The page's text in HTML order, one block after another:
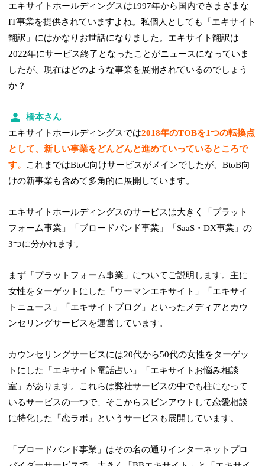
エキサイトホールディングスは1997年から国内でさまざまな
IT事業を提供されていますよね。私個人としても「エキサイト
翻訳」にはかなりお世話になりました。エキサイト翻訳は
2022年にサービス終了となったことがニュースになっていま
したが、現在はどのような事業を展開されているのでしょう
か？
橋本さん
エキサイトホールディングスでは2018年のTOBを1つの転換点
として、新しい事業をどんどんと進めていっているところで
す。
これまではBtoC向けサービスがメインでしたが、BtoB向
けの新事業も含めて多角的に展開しています。
エキサイトホールディングスのサービスは大きく「プラット
フォーム事業」「ブロードバンド事業」「SaaS・DX事業」の
3つに分かれます。
まず「プラットフォーム事業」についてご説明します。主に
女性をターゲットにした「ウーマンエキサイト」「エキサイ
トニュース」「エキサイトブログ」といったメディアとカウ
ンセリングサービスを運営しています。
カウンセリングサービスには20代から50代の女性をターゲッ
トにした「エキサイト電話占い」「エキサイトお悩み相談
室」があります。これらは弊社サービスの中でも柱になって
いるサービスの一つで、そこからスピンアウトして恋愛相談
に特化した「恋ラボ」というサービスも展開しています。
「ブロードバンド事業」はその名の通りインターネットプロ